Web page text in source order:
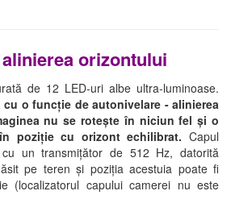
orizontului
de 12 LED-uri albe ultra-luminoase.
cu o funcție de autonivelare - alinierea
nu se rotește în niciun fel și o
poziție cu orizont echilibrat. Capul
un transmițător de 512 Hz, datorită
pe teren și poziția acestuia poate fi
(localizatorul capului camerei nu este